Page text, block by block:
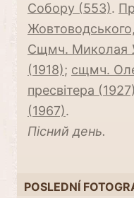
Собору (553).
Сщмч. Миколая
(1918); сщмч.
пресвітера (1927)
(1967).
Пісний день.
POSLEDNÍ